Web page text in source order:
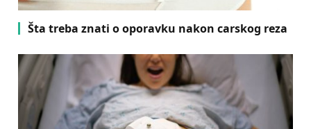
Šta treba znati o oporavku nakon carskog reza